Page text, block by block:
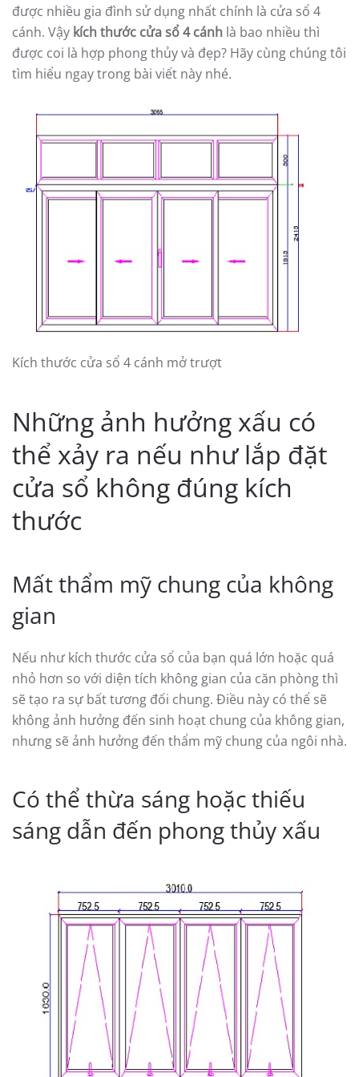
được nhiều gia đình sử dụng nhất chính là cửa sổ 4
cánh. Vậy kích thước cửa sổ 4 cánh là bao nhiều thì
được coi là hợp phong thủy và đẹp? Hãy cùng chúng tôi
tìm hiểu ngay trong bài viết này nhé.
Kích thước cửa sổ 4 cánh mở trượt
Những ảnh hưởng xấu có
thể xảy ra nếu như lắp đặt
cửa sổ không đúng kích
thước
Mất thẩm mỹ chung của không
gian
Nếu như kích thước cửa sổ của bạn quá lớn hoặc quá
nhỏ hơn so với diện tích không gian của căn phòng thì
sẽ tạo ra sự bất tương đối chung. Điều này có thể sẽ
không ảnh hưởng đến sinh hoạt chung của không gian,
nhưng sẽ ảnh hưởng đến thẩm mỹ chung của ngôi nhà.
Có thể thừa sáng hoặc thiếu
sáng dẫn đến phong thủy xấu